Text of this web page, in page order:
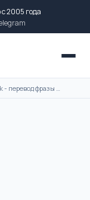
2005 года
Give a look - перевод фразы на русский язык, транскрипция, примеры